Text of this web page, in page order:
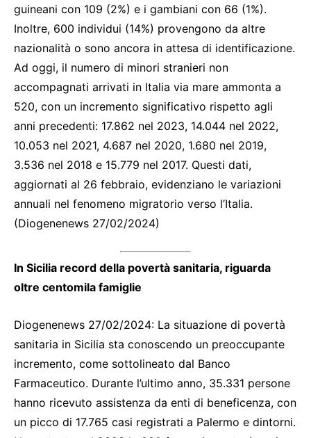
guineani con 109 (2%) e i gambiani con 66 (1%).
Inoltre, 600 individui (14%) provengono da altre
nazionalità o sono ancora in attesa di identificazione.
Ad oggi, il numero di minori stranieri non
accompagnati arrivati in Italia via mare ammonta a
520, con un incremento significativo rispetto agli
anni precedenti: 17.862 nel 2023, 14.044 nel 2022,
10.053 nel 2021, 4.687 nel 2020, 1.680 nel 2019,
3.536 nel 2018 e 15.779 nel 2017. Questi dati,
aggiornati al 26 febbraio, evidenziano le variazioni
annuali nel fenomeno migratorio verso l’Italia.
(Diogenenews 27/02/2024)
In Sicilia record della povertà sanitaria, riguarda
oltre centomila famiglie
Diogenenews 27/02/2024: La situazione di povertà
sanitaria in Sicilia sta conoscendo un preoccupante
incremento, come sottolineato dal Banco
Farmaceutico. Durante l’ultimo anno, 35.331 persone
hanno ricevuto assistenza da enti di beneficenza, con
un picco di 17.765 casi registrati a Palermo e dintorni.